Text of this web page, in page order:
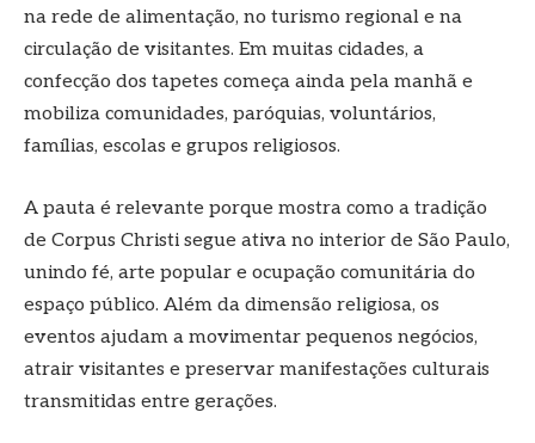
na rede de alimentação, no turismo regional e na
circulação de visitantes. Em muitas cidades, a
confecção dos tapetes começa ainda pela manhã e
mobiliza comunidades, paróquias, voluntários,
famílias, escolas e grupos religiosos.
A pauta é relevante porque mostra como a tradição
de Corpus Christi segue ativa no interior de São Paulo,
unindo fé, arte popular e ocupação comunitária do
espaço público. Além da dimensão religiosa, os
eventos ajudam a movimentar pequenos negócios,
atrair visitantes e preservar manifestações culturais
transmitidas entre gerações.